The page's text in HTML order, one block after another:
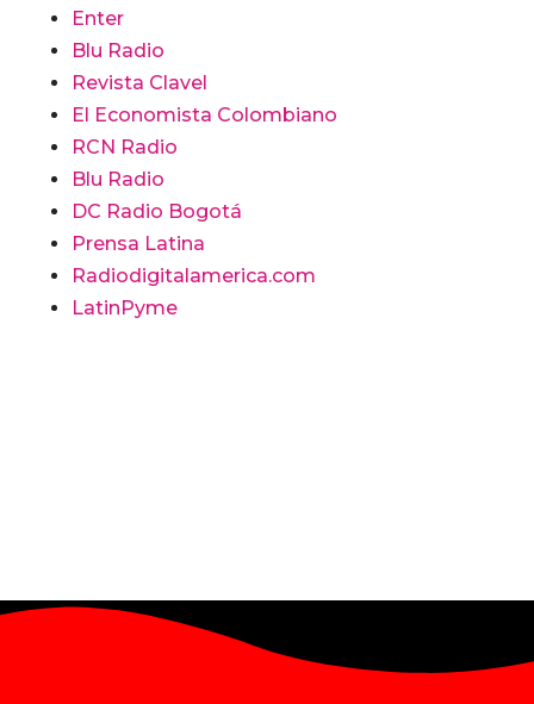
Enter
Blu Radio
Revista Clavel
El Economista Colombiano
RCN Radio
Blu Radio
DC Radio Bogotá
Prensa Latina
Radiodigitalamerica.com
LatinPyme